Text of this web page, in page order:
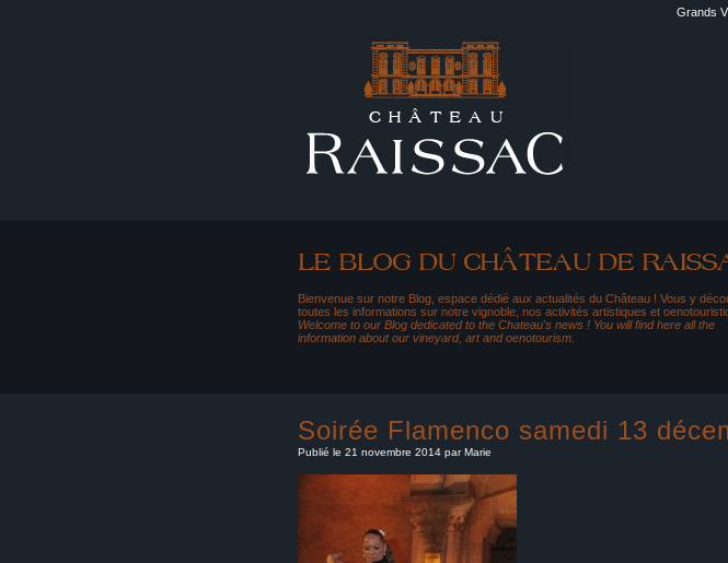
Grands
Bienvenue sur notre Blog, espace dédié aux actualités du Château ! Vous y
toutes les informations sur notre vignoble, nos activités artistiques et
Welcome to our Blog dedicated to the Chateau's news ! You will find here all the
information about our vineyard, art and oenotourism.
Soirée Flamenco samedi 13
Publié le 21 novembre 2014 par Marie